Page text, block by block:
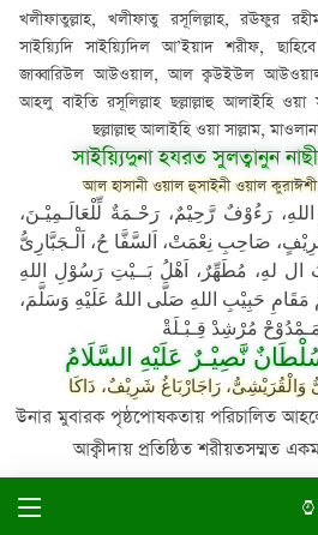
খলীফাতুল্লাহ, খলীফাতু রসূলিল্লাহ, রঊফুর
সাইয়্যিদি সাইয়্যিদিল আ’ইয়াদ শরীফ,
জাব্বারিউল আউওয়াল, আল ক্বউইউল আউওয়াল,
আহলু বাইতি রসূলিল্লাহ ছল্লাল্লাহু আলাইহি ওয়া
ছল্লাল্লাহু আলাইহি ওয়া সাল্লাম,
সাইয়্যিদুনা হযরত সুলত্বানুন
আল হাসানী ওয়াল হুসাইনী ওয়াল
رَءُوْفٌ رَّحِيْمٌ، رَحْـمَةٌ لِّلْعَالَـمِيْـنَ،
صَاحِبِ نِعْمَتْ، اَلسَّفَّا حُ، اَلْـجَبَّارِىُّ
ال لهِ، مُطَهِّرٌ، اَهْلُ بَــيْتِ رَسُوْلِ اللهِ
مَقَامِ حَبِيْبِ اللهِ صَلَّى اللهُ عَلَيْهِ وَسَلَّمَ،
مَـمْدُوْحْ مُرْشِدْ قِـبْـلَةْ
نَّصِيْـرٌ عَلَيْهِ السَّلَامُ
وَالْقُرَيْشِىُّ، رَاجَارْبَاغُ شَرِيْفٌ، دَاكَا
উনার মুবারক পৃষ্ঠপোষকতায় পরিচালিত
আক্বীদায় প্রতিষ্ঠিত শরীয়তসম্মত